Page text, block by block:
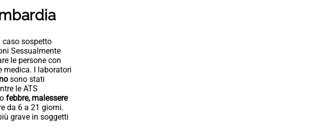
caso sospetto
Sessualmente
le persone con
medica. I laboratori
sono stati
le ATS
febbre, malessere
da 6 a 21 giorni.
grave in soggetti